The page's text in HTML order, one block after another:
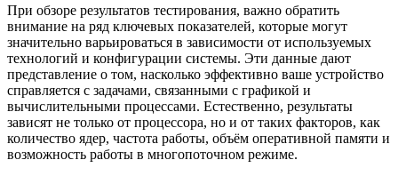
При обзоре результатов тестирования, важно обратить
внимание на ряд ключевых показателей, которые могут
значительно варьироваться в зависимости от используемых
технологий и конфигурации системы. Эти данные дают
представление о том, насколько эффективно ваше устройство
справляется с задачами, связанными с графикой и
вычислительными процессами. Естественно, результаты
зависят не только от процессора, но и от таких факторов, как
количество ядер, частота работы, объём оперативной памяти и
возможность работы в многопоточном режиме.